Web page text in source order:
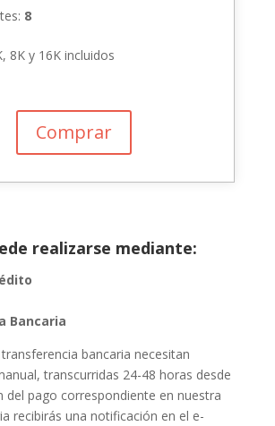
8
8K y 16K incluidos
Comprar
realizarse mediante:
Bancaria
bancaria necesitan
transcurridas 24-48 horas desde
del pago correspondiente en nuestra
recibirás una notificación en el e-